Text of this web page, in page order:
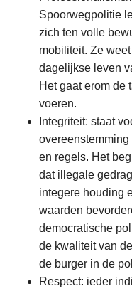
Spoorwegpolitie
zich ten volle
mobiliteit. Ze
dagelijkse leven
Het gaat erom de
voeren.
Integriteit: staat
en regels. Het
dat illegale
integere houding
waarden
democratische
de kwaliteit van
de burger in de
Respect: ieder